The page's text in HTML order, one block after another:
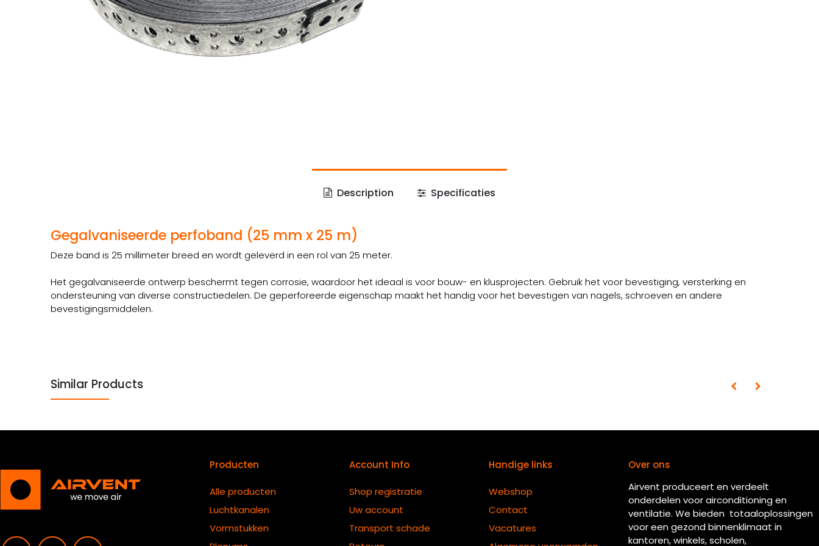
Description Specificaties
Gegalvaniseerde perfoband (25 mm x 25 m)
Deze band is 25 millimeter breed en wordt geleverd in een rol van 25 meter.
Het gegalvaniseerde ontwerp beschermt tegen corrosie, waardoor het ideaal is voor bouw- en klusprojecten. Gebruik het voor bevestiging, versterking en
ondersteuning van diverse constructiedelen. De geperforeerde eigenschap maakt het handig voor het bevestigen van nagels, schroeven en andere
bevestigingsmiddelen.
Similar Products
Producten
Alle producten
Luchtkanalen
Vormstukken
Account Info
Shop registratie
Uw account
Transport schade
Handige links
Webshop
Contact
Vacatures
Over ons
Airvent produceert en verdeelt
onderdelen voor airconditioning en
ventilatie. We bieden totaaloplossingen
voor een gezond binnenklimaat in
kantoren, winkels, scholen,